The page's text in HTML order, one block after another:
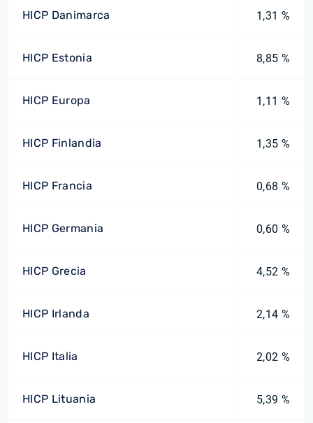
HICP Danimarca 1,31 %
HICP Estonia 8,85 %
HICP Europa 1,11 %
HICP Finlandia 1,35 %
HICP Francia 0,68 %
HICP Germania 0,60 %
HICP Grecia 4,52 %
HICP Irlanda 2,14 %
HICP Italia 2,02 %
HICP Lituania 5,39 %